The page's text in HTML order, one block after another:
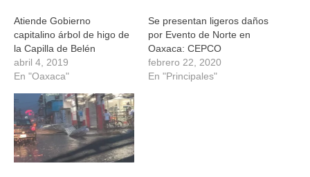
Atiende Gobierno
capitalino árbol de higo de
la Capilla de Belén
abril 4, 2019
En "Oaxaca"
Se presentan ligeros daños
por Evento de Norte en
Oaxaca: CEPCO
febrero 22, 2020
En "Principales"